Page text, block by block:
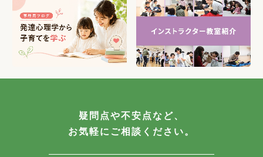
疑問点や不安点など、
お気軽にご相談ください。